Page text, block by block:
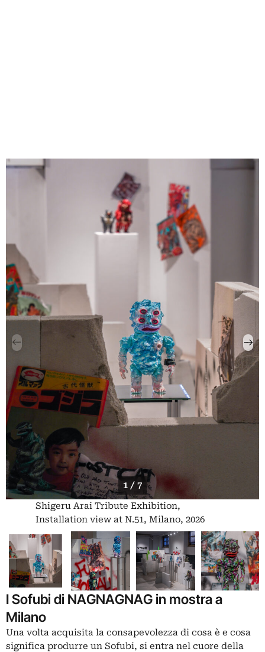
1 / 7
Shigeru Arai Tribute Exhibition,
Installation view at N.51, Milano, 2026
I Sofubi di NAGNAGNAG in mostra a
Milano
Una volta acquisita la consapevolezza di cosa è e cosa
significa produrre un Sofubi, si entra nel cuore della